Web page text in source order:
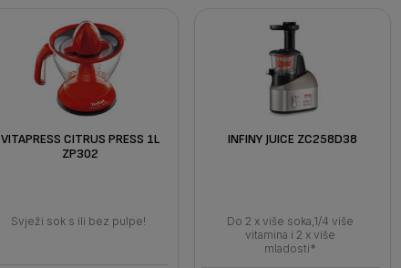
VITAPRESS CITRUS PRESS 1L
ZP302
Svježi sok s ili bez pulpe!
INFINY JUICE ZC258D38
Do 2 x više soka,1/4 više
vitamina i 2 x više
mladosti*